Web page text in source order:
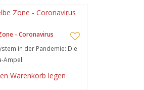
- Coronavirus
in der Pandemie: Die
Ampel!
Warenkorb legen